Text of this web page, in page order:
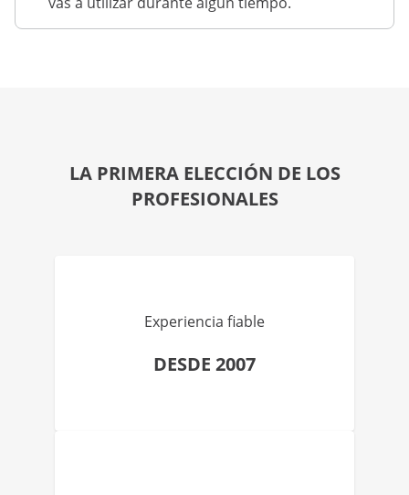
LA PRIMERA ELECCIÓN DE LOS
PROFESIONALES
Experiencia fiable
DESDE 2007